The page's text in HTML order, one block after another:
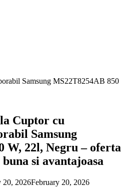
Cuptor cu
Samsung
W, 22l, Negru – oferta
si avantajoasa
20, 2026February 20, 2026